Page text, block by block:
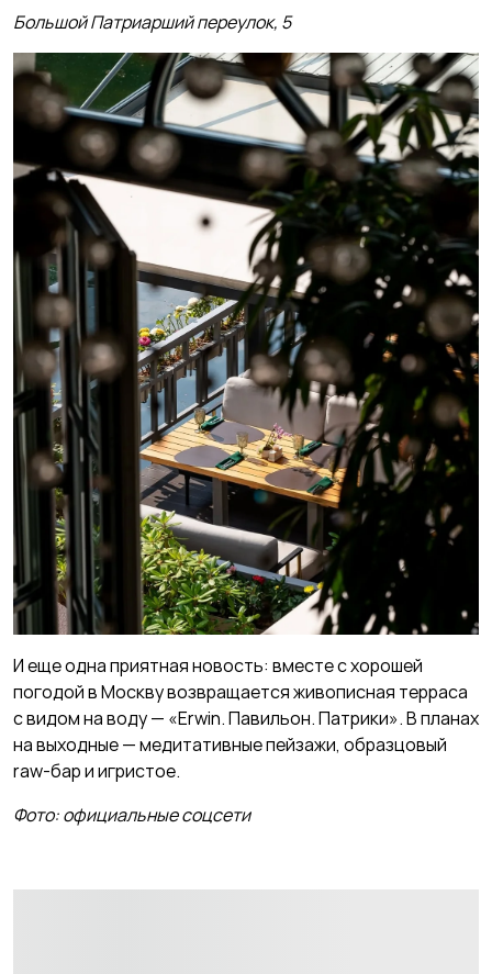
Большой Патриарший переулок, 5
И еще одна приятная новость: вместе с хорошей
погодой в Москву возвращается живописная терраса
с видом на воду — «Erwin. Павильон. Патрики». В планах
на выходные — медитативные пейзажи, образцовый
raw-бар и игристое.
Фото: официальные соцсети